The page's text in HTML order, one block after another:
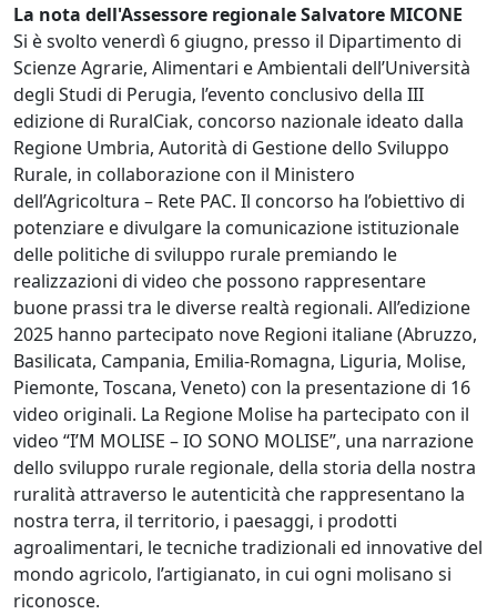
La nota dell'Assessore regionale Salvatore MICONE
Si è svolto venerdì 6 giugno, presso il Dipartimento di
Scienze Agrarie, Alimentari e Ambientali dell’Università
degli Studi di Perugia, l’evento conclusivo della III
edizione di RuralCiak, concorso nazionale ideato dalla
Regione Umbria, Autorità di Gestione dello Sviluppo
Rurale, in collaborazione con il Ministero
dell’Agricoltura – Rete PAC. Il concorso ha l’obiettivo di
potenziare e divulgare la comunicazione istituzionale
delle politiche di sviluppo rurale premiando le
realizzazioni di video che possono rappresentare
buone prassi tra le diverse realtà regionali. All’edizione
2025 hanno partecipato nove Regioni italiane (Abruzzo,
Basilicata, Campania, Emilia-Romagna, Liguria, Molise,
Piemonte, Toscana, Veneto) con la presentazione di 16
video originali. La Regione Molise ha partecipato con il
video “I’M MOLISE – IO SONO MOLISE”, una narrazione
dello sviluppo rurale regionale, della storia della nostra
ruralità attraverso le autenticità che rappresentano la
nostra terra, il territorio, i paesaggi, i prodotti
agroalimentari, le tecniche tradizionali ed innovative del
mondo agricolo, l’artigianato, in cui ogni molisano si
riconosce.